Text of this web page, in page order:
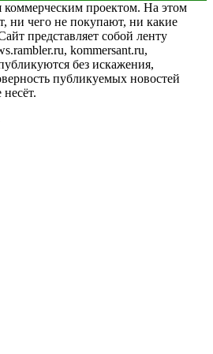
коммерческим проектом. На этом
ни чего не покупают, ни какие
представляет собой ленту
kommersant.ru,
без искажения,
публикуемых новостей